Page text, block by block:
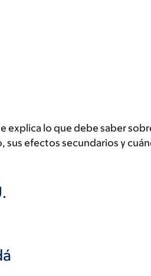
explica lo que debe saber
efectos secundarios y